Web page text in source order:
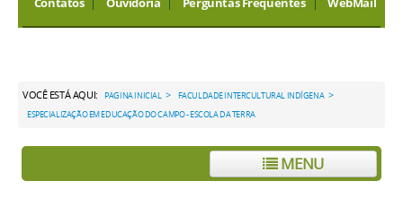
Contatos Ouvidoria Perguntas Frequentes WebMail
VOCÊ ESTÁ AQUI: PAGINA INICIAL > FACULDADE INTERCULTURAL INDÍGENA >
ESPECIALIZAÇÃO EM EDUCAÇÃO DO CAMPO - ESCOLA DA TERRA
MENU